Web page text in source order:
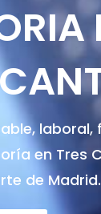
laboral,
en Tres
de Madrid.